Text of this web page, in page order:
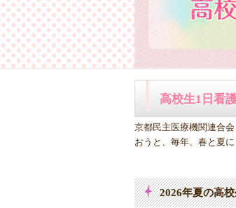
高校生1日看
京都民主医療機関連合
おうと、毎年、春と夏
2026年夏の高